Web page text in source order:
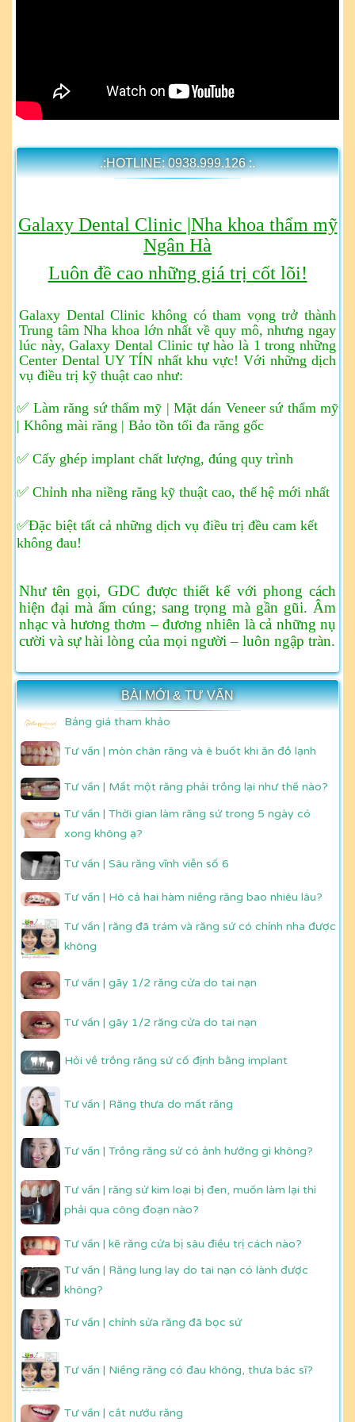
.:HOTLINE: 0938.999.126 :.
Galaxy Dental Clinic |Nha khoa thẩm mỹ
Ngân Hà
Luôn đề cao những giá trị cốt lõi!
Galaxy Dental Clinic không có tham vọng trở thành
Trung tâm Nha khoa lớn nhất về quy mô, nhưng ngay
lúc này, Galaxy Dental Clinic tự hào là 1 trong những
Center Dental UY TÍN nhất khu vực! Với những dịch
vụ điều trị kỹ thuật cao như:
✅ Làm răng sứ thẩm mỹ | Mặt dán Veneer sứ thẩm mỹ
| Không mài răng | Bảo tồn tối đa răng gốc
✅ Cấy ghép implant chất lượng, đúng quy trình
✅ Chỉnh nha niềng răng kỹ thuật cao, thế hệ mới nhất
✅Đặc biệt tất cả những dịch vụ điều trị đều cam kết
không đau!
Như tên gọi, GDC được thiết kế với phong cách
hiện đại mà ấm cúng; sang trọng mà gần gũi. Âm
nhạc và hương thơm – đương nhiên là cả những nụ
cười và sự hài lòng của mọi người – luôn ngập tràn.
BÀI MỚI & TƯ VẤN
Bảng giá tham khảo
Tư vấn | mòn chân răng và ê buốt khi ăn đồ lạnh
Tư vấn | Mất một răng phải trồng lại như thế nào?
Tư vấn | Thời gian làm răng sứ trong 5 ngày có
xong không ạ?
Tư vấn | Sâu răng vĩnh viễn số 6
Tư vấn | Hô cả hai hàm niềng răng bao nhiêu lâu?
Tư vấn | răng đã trám và răng sứ có chỉnh nha được
không
Tư vấn | gãy 1/2 răng cửa do tai nạn
Tư vấn | gãy 1/2 răng cửa do tai nạn
Hỏi về trồng răng sứ cố định bằng implant
Tư vấn | Răng thưa do mất răng
Tư vấn | Trồng răng sứ có ảnh hưởng gì không?
Tư vấn | răng sứ kim loại bị đen, muốn làm lại thì
phải qua công đoạn nào?
Tư vấn | kẽ răng cửa bị sâu điều trị cách nào?
Tư vấn | Răng lung lay do tai nạn có lành được
không?
Tư vấn | chỉnh sửa răng đã bọc sứ
Tư vấn | Niềng răng có đau không, thưa bác sĩ?
Tư vấn | cắt nướu răng